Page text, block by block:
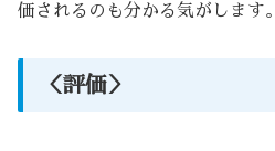
価されるのも分かる気がします。
＜評価＞